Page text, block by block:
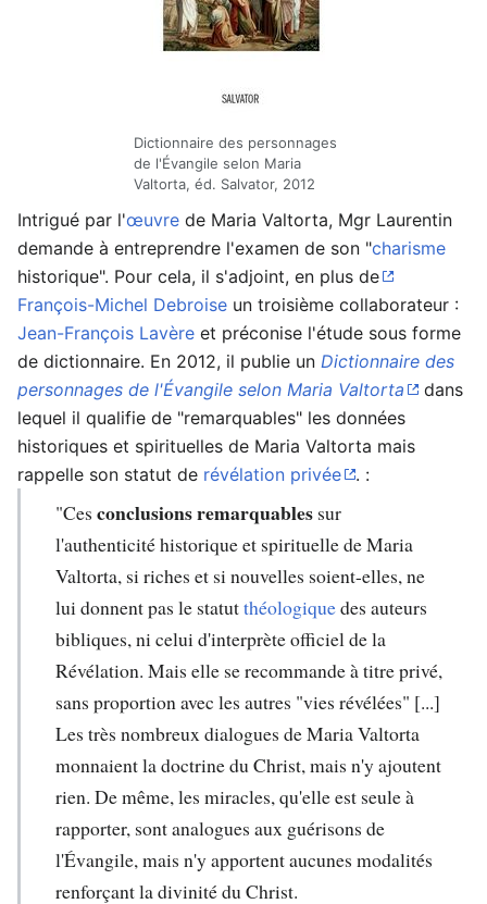
Dictionnaire des personnages
de l'Évangile selon Maria
Valtorta, éd. Salvator, 2012
Intrigué par l'œuvre de Maria Valtorta, Mgr Laurentin
demande à entreprendre l'examen de son "charisme
historique". Pour cela, il s'adjoint, en plus de
François-Michel Debroise un troisième collaborateur :
Jean-François Lavère et préconise l'étude sous forme
de dictionnaire. En 2012, il publie un Dictionnaire des
personnages de l'Évangile selon Maria Valtorta
dans
lequel il qualifie de "remarquables" les données
historiques et spirituelles de Maria Valtorta mais
rappelle son statut de révélation privée . :
"Ces conclusions remarquables sur
l'authenticité historique et spirituelle de Maria
Valtorta, si riches et si nouvelles soient-elles, ne
lui donnent pas le statutthéologiquedes auteurs
bibliques, ni celui d'interprète officiel de la
Révélation. Mais elle se recommande à titre privé,
sans proportion avec les autres "vies révélées" [...]
Les très nombreux dialogues de Maria Valtorta
monnaient la doctrine du Christ, mais n'y ajoutent
rien. De même, les miracles, qu'elle est seule à
rapporter, sont analogues aux guérisons de
l'Évangile, mais n'y apportent aucunes modalités
renforçant la divinité du Christ.